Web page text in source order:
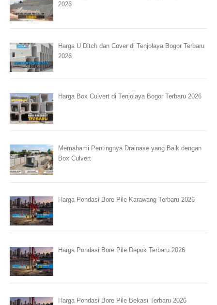
2026
Harga U Ditch dan Cover di Tenjolaya Bogor Terbaru
2026
Harga Box Culvert di Tenjolaya Bogor Terbaru 2026
Memahami Pentingnya Drainase yang Baik dengan
Box Culvert
Harga Pondasi Bore Pile Karawang Terbaru 2026
Harga Pondasi Bore Pile Depok Terbaru 2026
Harga Pondasi Bore Pile Bekasi Terbaru 2026